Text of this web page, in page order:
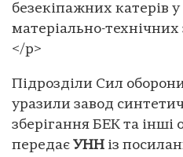
безекіпажних катерів
матеріально-
</p>
Підрозділи Сил
уразили завод
зберігання БЕК та інші
передає УНН із